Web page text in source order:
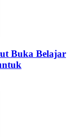
Buka Belajar